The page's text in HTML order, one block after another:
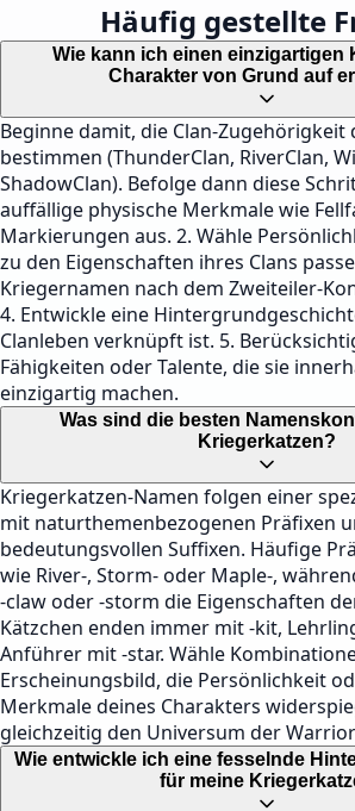
Häufig gestellte
Wie kann ich einen einzigartigen
Charakter von Grund auf
Beginne damit, die Clan-Zugehörigkeit
bestimmen (ThunderClan, RiverClan,
ShadowClan). Befolge dann diese
auffällige physische Merkmale wie
Markierungen aus. 2. Wähle
zu den Eigenschaften ihres Clans
Kriegernamen nach dem Zweiteiler-
4. Entwickle eine
Clanleben verknüpft ist. 5.
Fähigkeiten oder Talente, die sie
einzigartig machen.
Was sind die besten
Kriegerkatzen?
Kriegerkatzen-Namen folgen einer
mit naturthemenbezogenen Präfixen
bedeutungsvollen Suffixen. Häufige
wie River-, Storm- oder Maple-,
-claw oder -storm die Eigenschaften
Kätzchen enden immer mit -kit,
Anführer mit -star. Wähle
Erscheinungsbild, die Persönlichkeit
Merkmale deines Charakters
gleichzeitig den Universum der
Wie entwickle ich eine fesselnde
für meine